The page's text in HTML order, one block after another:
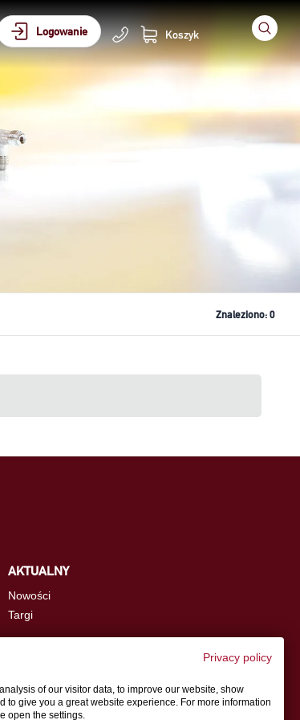
Logowanie Koszyk
Znaleziono:0
AKTUALNY
Nowości
Targi
Privacy policy
of our visitor data, to improve our website, show
to give you a great website experience. For more information
open the settings.